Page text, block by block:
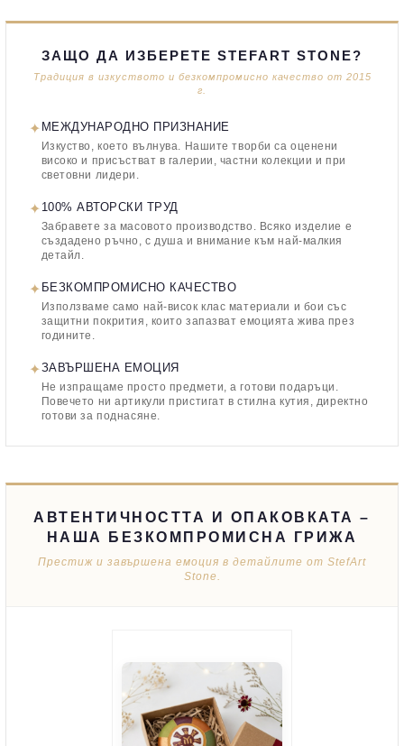
ЗАЩО ДА ИЗБЕРЕТЕ STEFART STONE?
Традиция в изкуството и безкомпромисно качество от 2015
г.
✦ МЕЖДУНАРОДНО ПРИЗНАНИЕ
Изкуство, което вълнува. Нашите творби са оценени
високо и присъстват в галерии, частни колекции и при
световни лидери.
✦ 100% АВТОРСКИ ТРУД
Забравете за масовото производство. Всяко изделие е
създадено ръчно, с душа и внимание към най-малкия
детайл.
✦ БЕЗКОМПРОМИСНО КАЧЕСТВО
Използваме само най-висок клас материали и бои със
защитни покрития, които запазват емоцията жива през
годините.
✦ЗАВЪРШЕНА ЕМОЦИЯ
Не изпращаме просто предмети, а готови подаръци.
Повечето ни артикули пристигат в стилна кутия, директно
готови за поднасяне.
АВТЕНТИЧНОСТТА И ОПАКОВКАТА –
НАША БЕЗКОМПРОМИСНА ГРИЖА
Престиж и завършена емоция в детайлите от StefArt
Stone.